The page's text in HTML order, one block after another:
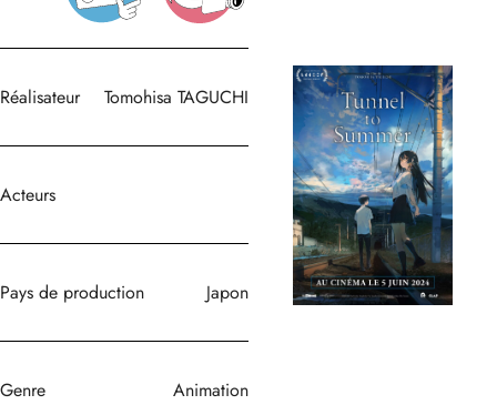
Réalisateur Tomohisa TAGUCHI
Acteurs
Pays de production Japon
Genre Animation